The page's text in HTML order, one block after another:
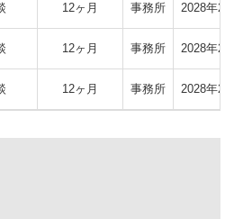
12ヶ月 事務所 2028年2
12ヶ月 事務所 2028年2
12ヶ月 事務所 2028年2